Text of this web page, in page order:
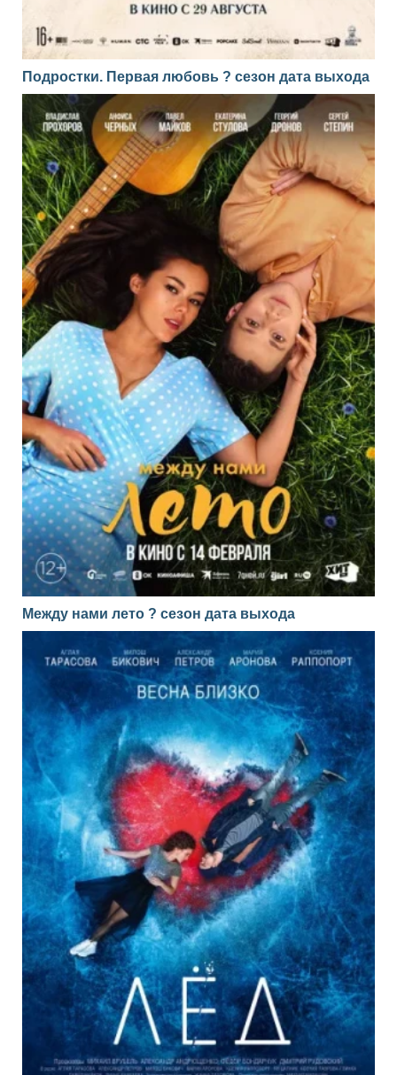
Подростки. Первая любовь ? сезон дата выхода
Между нами лето ? сезон дата выхода